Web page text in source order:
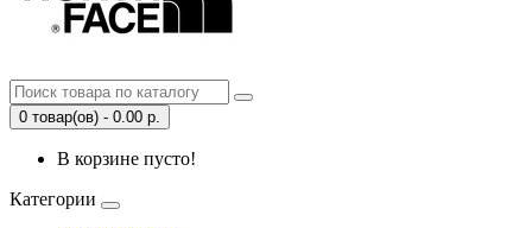
0 товар(ов) - 0.00 р.
В корзине пусто!
Категории